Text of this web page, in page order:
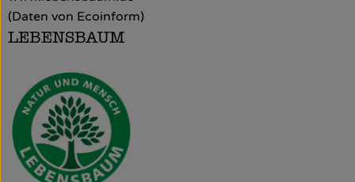
(Daten von Ecoinform)
LEBENSBAUM